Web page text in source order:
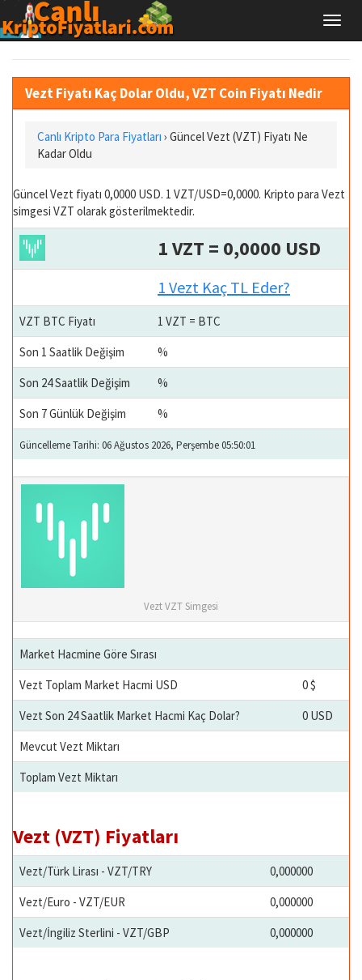
Vezt Fiyatı Kaç Dolar Oldu, VZT Coin Fiyatı Nedir
Canlı Kripto Para Fiyatları › Güncel Vezt (VZT) Fiyatı Ne
Kadar Oldu
Güncel Vezt fiyatı 0,0000 USD. 1 VZT/USD=0,0000. Kripto para Vezt
simgesi VZT olarak gösterilmektedir.
1 VZT = 0,0000 USD
1 Vezt Kaç TL Eder?
VZT BTC Fiyatı
1 VZT = BTC
Son 1 Saatlik Değişim
%
Son 24 Saatlik Değişim
%
Son 7 Günlük Değişim
%
Güncelleme Tarihi: 06 Ağustos 2026, Perşembe 05:50:01
Vezt VZT Simgesi
Market Hacmine Göre Sırası
Vezt Toplam Market Hacmi USD
0 $
Vezt Son 24 Saatlik Market Hacmi Kaç Dolar?
0 USD
Mevcut Vezt Miktarı
Toplam Vezt Miktarı
Vezt (VZT) Fiyatları
Vezt/Türk Lirası - VZT/TRY
0,000000
Vezt/Euro - VZT/EUR
0,000000
Vezt/İngiliz Sterlini - VZT/GBP
0,000000